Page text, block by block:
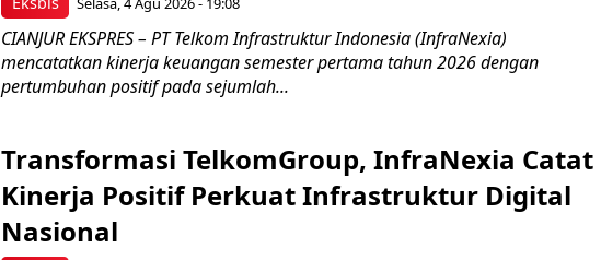
CIANJUR EKSPRES – PT Telkom Infrastruktur Indonesia (InfraNexia)
mencatatkan kinerja keuangan semester pertama tahun 2026 dengan
pertumbuhan positif pada sejumlah...
Transformasi TelkomGroup, InfraNexia Catat
Kinerja Positif Perkuat Infrastruktur Digital
Nasional